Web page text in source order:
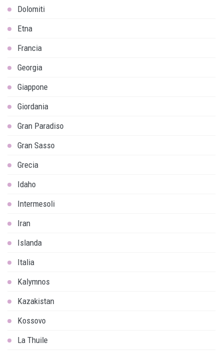
Dolomiti
Etna
Francia
Georgia
Giappone
Giordania
Gran Paradiso
Gran Sasso
Grecia
Idaho
Intermesoli
Iran
Islanda
Italia
Kalymnos
Kazakistan
Kossovo
La Thuile